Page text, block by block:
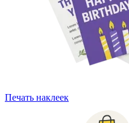
Печать наклеек